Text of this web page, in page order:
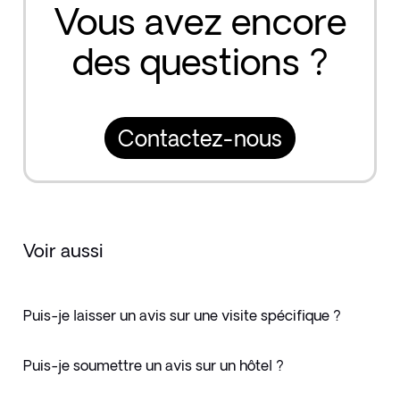
Vous avez encore
des questions ?
Contactez-nous
Voir aussi
Puis-je laisser un avis sur une visite spécifique ?
Puis-je soumettre un avis sur un hôtel ?